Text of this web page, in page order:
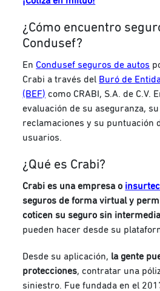
¿Cómo encuentro
Condusef?
En Condusef seguros de autos
Crabi a través del Buró de
(BEF) como CRABI, S.A. de C.V.
evaluación de su aseguranza,
reclamaciones y su puntuación
usuarios.
¿Qué es Crabi?
Crabi es una empresa o
seguros de forma virtual y
coticen su seguro sin
pueden hacer desde su
Desde su aplicación, la gente
protecciones, contratar una
siniestro. Fue fundada en el